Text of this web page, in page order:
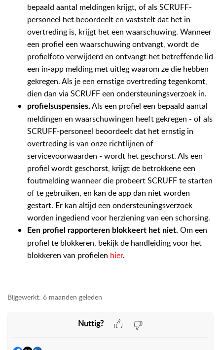
bepaald aantal meldingen krijgt, of als SCRUFF-
personeel het beoordeelt en vaststelt dat het in
overtreding is, krijgt het een waarschuwing. Wanneer
een profiel een waarschuwing ontvangt, wordt de
profielfoto verwijderd en ontvangt het betreffende lid
een in-app melding met uitleg waarom ze die hebben
gekregen. Als je een ernstige overtreding tegenkomt,
dien dan via SCRUFF een ondersteuningsverzoek in.
profielsuspensies. Als een profiel een bepaald aantal
meldingen en waarschuwingen heeft gekregen - of als
SCRUFF-personeel beoordeelt dat het ernstig in
overtreding is van onze richtlijnen of
servicevoorwaarden - wordt het geschorst. Als een
profiel wordt geschorst, krijgt de betrokkene een
foutmelding wanneer die probeert SCRUFF te starten
of te gebruiken, en kan de app dan niet worden
gestart. Er kan altijd een ondersteuningsverzoek
worden ingediend voor herziening van een schorsing.
Een profiel rapporteren blokkeert het niet. Om een
profiel te blokkeren, bekijk de handleiding voor het
blokkeren van profielen hier.
Bijgewerkt: 6 maanden geleden
Nuttig?